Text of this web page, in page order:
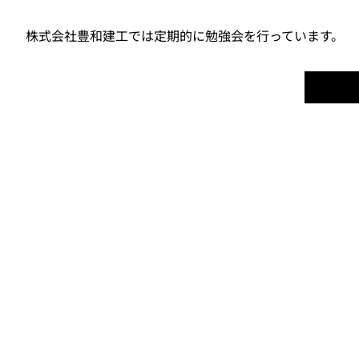
株式会社豊和建工では定期的に勉強会を行っています。